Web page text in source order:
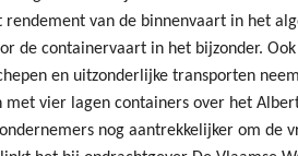
van de binnenvaart in het
de containervaart in het bijzonder.
en uitzonderlijke transporten
met vier lagen containers over het
nog aantrekkelijker om de